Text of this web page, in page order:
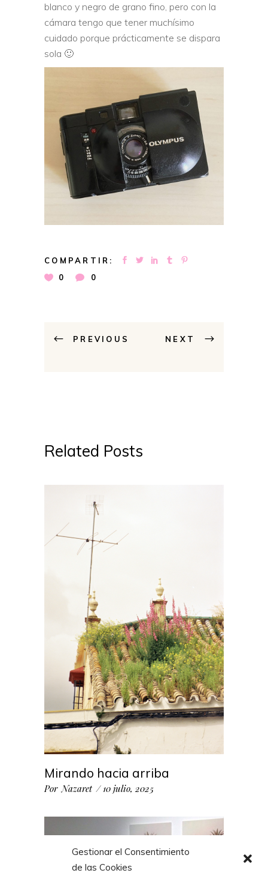
Gestionar el Consentimiento
de las Cookies
blanco y negro de grano fino, pero con la
cámara tengo que tener muchísimo
cuidado porque prácticamente se dispara
sola 🙂
COMPARTIR:
0
0
PREVIOUS NEXT
Related Posts
Mirando hacia arriba
Por Nazaret 10 julio, 2025